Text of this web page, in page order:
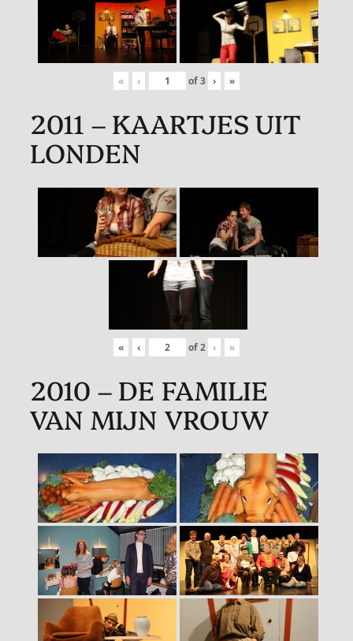
« ‹ of3 › »
2011 – KAARTJES UIT
LONDEN
« ‹ of2 › »
2010 – DE FAMILIE
VAN MIJN VROUW